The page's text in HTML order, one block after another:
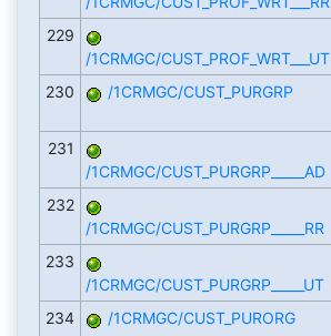
229
/1CRMGC/CUST_PROF_WRT___UT
230
/1CRMGC/CUST_PURGRP
231
/1CRMGC/CUST_PURGRP_____AD
232
/1CRMGC/CUST_PURGRP_____RR
233
/1CRMGC/CUST_PURGRP_____UT
234
/1CRMGC/CUST_PURORG